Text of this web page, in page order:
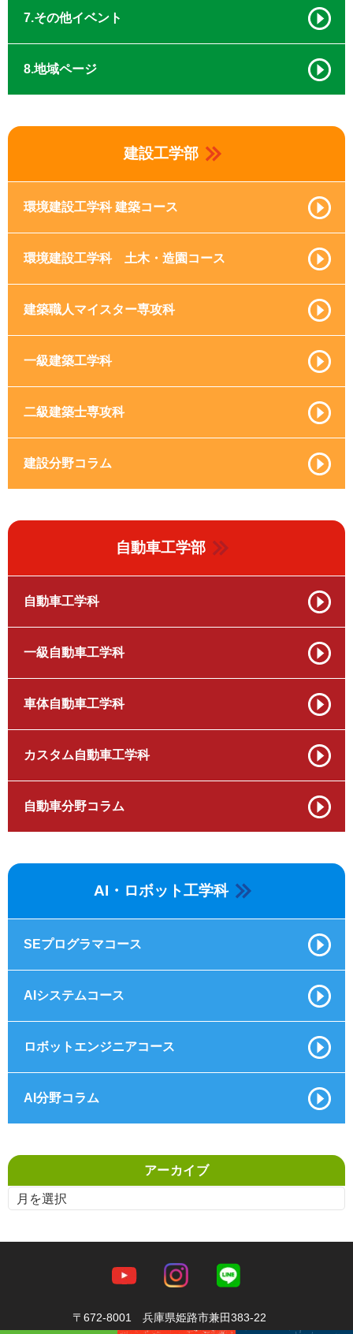
7.その他イベント
8.地域ページ
建設工学部
環境建設工学科 建築コース
環境建設工学科 土木・造園コース
建築職人マイスター専攻科
一級建築工学科
二級建築士専攻科
建設分野コラム
自動車工学部
自動車工学科
一級自動車工学科
車体自動車工学科
カスタム自動車工学科
自動車分野コラム
AI・ロボット工学科
SEプログラマコース
AIシステムコース
ロボットエンジニアコース
AI分野コラム
アーカイブ
〒672-8001 兵庫県姫路市兼田383-22